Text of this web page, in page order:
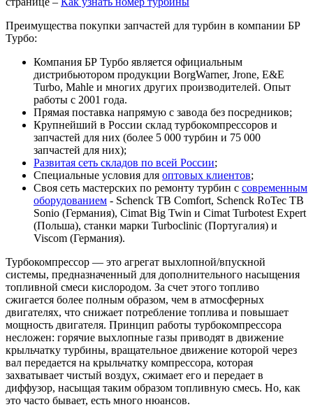
Преимущества покупки запчастей для турбин в компании БР
Турбо:
Компания БР Турбо является официальным
дистрибьютором продукции BorgWarner, Jrone, E&E
Turbo, Mahle и многих других производителей. Опыт
работы с 2001 года.
Прямая поставка напрямую с завода без посредников;
Крупнейший в России склад турбокомпрессоров и
запчастей для них (более 5 000 турбин и 75 000
запчастей для них);
Развитая сеть складов по всей России;
Специальные условия для оптовых клиентов;
Своя сеть мастерских по ремонту турбин с современным
оборудованием - Schenck TB Comfort, Schenck RoTec TB
Sonio (Германия), Cimat Big Twin и Cimat Turbotest Expert
(Польша), станки марки Turboclinic (Португалия) и
Viscom (Германия).
Турбокомпрессор — это агрегат выхлопной/впускной
системы, предназначенный для дополнительного насыщения
топливной смеси кислородом. За счет этого топливо
сжигается более полным образом, чем в атмосферных
двигателях, что снижает потребление топлива и повышает
мощность двигателя. Принцип работы турбокомпрессора
несложен: горячие выхлопные газы приводят в движение
крыльчатку турбины, вращательное движение которой через
вал передается на крыльчатку компрессора, которая
захватывает чистый воздух, сжимает его и передает в
диффузор, насыщая таким образом топливную смесь. Но, как
это часто бывает, есть много нюансов.